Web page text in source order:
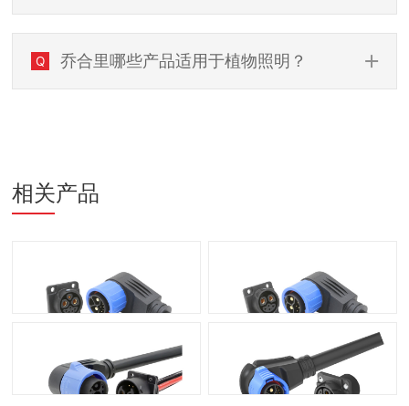
Q 乔合里哪些产品适用于植物照明？
相关产品
Large 2+1+5 Pin (50A+15A+5A)